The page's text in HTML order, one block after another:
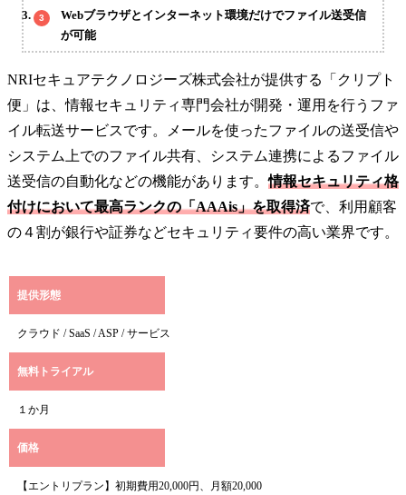
Webブラウザとインターネット環境だけでファイル送受信
が可能
NRIセキュアテクノロジーズ株式会社が提供する「クリプト
便」は、情報セキュリティ専門会社が開発・運用を行うファ
イル転送サービスです。メールを使ったファイルの送受信や
システム上でのファイル共有、システム連携によるファイル
送受信の自動化などの機能があります。情報セキュリティ格
付けにおいて最高ランクの「AAAis」を取得済で、利用顧客
の４割が銀行や証券などセキュリティ要件の高い業界です。
提供形態
クラウド / SaaS / ASP / サービス
無料トライアル
１か月
価格
【エントリプラン】初期費用20,000円、月額20,000